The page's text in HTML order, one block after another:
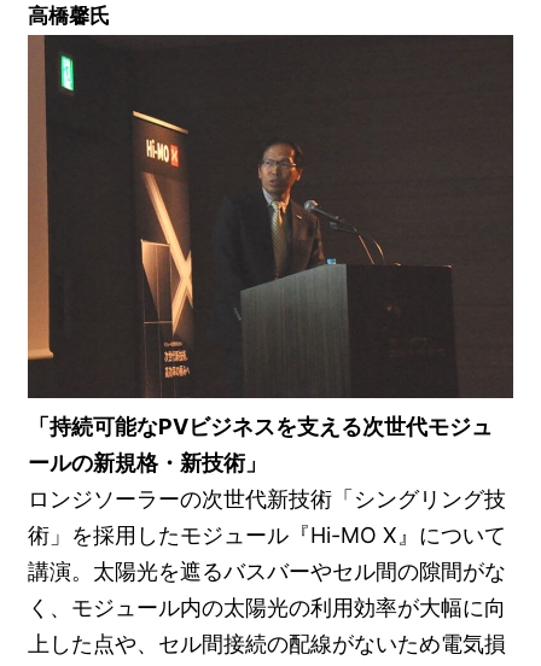
高橋馨氏
「持続可能なPVビジネスを支える次世代モジュ
ールの新規格・新技術」
ロンジソーラーの次世代新技術「シングリング技
術」を採用したモジュール『Hi-MO X』について
講演。太陽光を遮るバスバーやセル間の隙間がな
く、モジュール内の太陽光の利用効率が大幅に向
上した点や、セル間接続の配線がないため電気損